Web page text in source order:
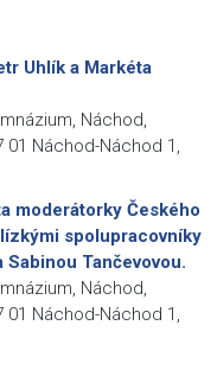
Uhlík a Markéta
Náchod,
01 Náchod-Náchod 1,
moderátorky Českého
spolupracovníky
Sabinou Tančevovou.
Náchod,
01 Náchod-Náchod 1,